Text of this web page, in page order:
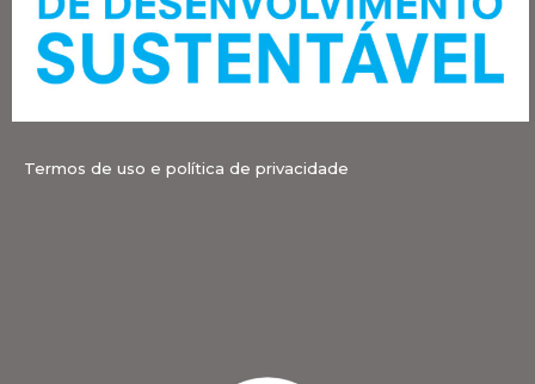
Termos de uso e política de privacidade